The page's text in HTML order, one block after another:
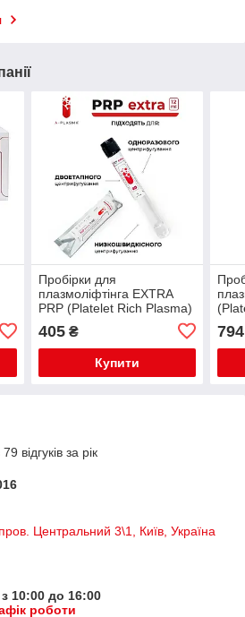
Пробірки для
плазмоліфтінга EXTRA
PRP (Platelet Rich Plasma)
процедури, скло - 1 шт\уп
12 мл
405₴
Купити
по
794
відгуків за рік
Центральний 3\1, Київ, Україна
10:00 до 16:00
роботи